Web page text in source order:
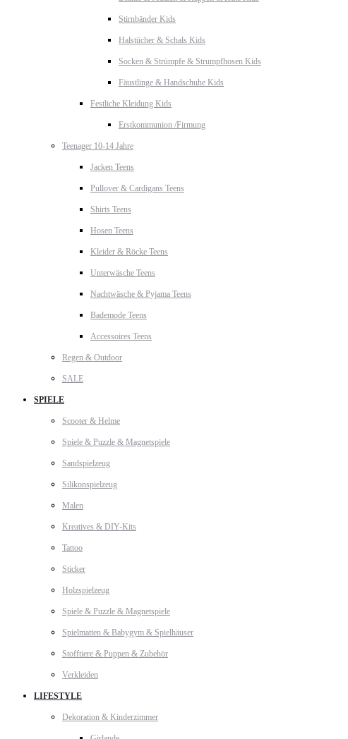
Stirnbänder Kids
Halstücher & Schals Kids
Socken & Strümpfe & Strumpfhosen Kids
Fäustlinge & Handschuhe Kids
Festliche Kleidung Kids
Erstkommunion /Firmung
Teenager 10-14 Jahre
Jacken Teens
Pullover & Cardigans Teens
Shirts Teens
Hosen Teens
Kleider & Röcke Teens
Unterwäsche Teens
Nachtwäsche & Pyjama Teens
Bademode Teens
Accessoires Teens
Regen & Outdoor
SALE
SPIELE
Scooter & Helme
Spiele & Puzzle & Magnetspiele
Sandspielzeug
Silikonspielzeug
Malen
Kreatives & DIY-Kits
Tattoo
Sticker
Holzspielzeug
Spiele & Puzzle & Magnetspiele
Spielmatten & Babygym & Spielhäuser
Stofftiere & Puppen & Zubehör
Verkleiden
LIFESTYLE
Dekoration & Kinderzimmer